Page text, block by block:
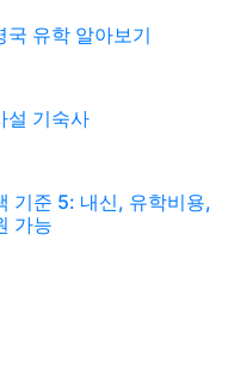
국 유학 알아보기
설 기숙사
기준 5: 내신, 유학비용,
가능